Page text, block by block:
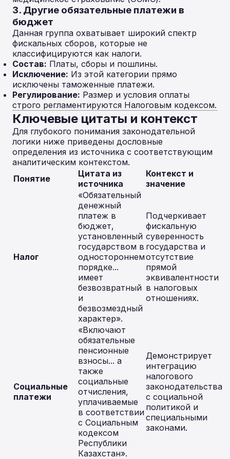
3. Другие обязательные платежи в
бюджет
Данная группа охватывает широкий спектр
фискальных сборов, которые не
классифицируются как налоги.
Состав: Платы, сборы и пошлины.
Исключение: Из этой категории прямо
исключены таможенные платежи.
Регулирование: Размер и условия оплаты
строго регламентируются Налоговым кодексом.
Ключевые цитаты и контекст
Для глубокого понимания законодательной
логики ниже приведены дословные
определения из источника с соответствующим
аналитическим контекстом.
Понятие
Цитата из
источника
Контекст и
значение
Налог
«Обязательный
денежный
платеж в
бюджет,
установленный
государством в
одностороннем
порядке...
имеет
безвозвратный
и
безвозмездный
характер».
Подчеркивает
фискальную
суверенность
государства и
отсутствие
прямой
эквивалентности
в налоговых
отношениях.
Социальные
платежи
«Включают
обязательные
пенсионные
взносы... а
также
социальные
отчисления,
уплачиваемые
в соответствии
с Социальным
кодексом
Республики
Казахстан».
Демонстрирует
интеграцию
налогового
законодательства
с социальной
политикой и
специальными
законами.